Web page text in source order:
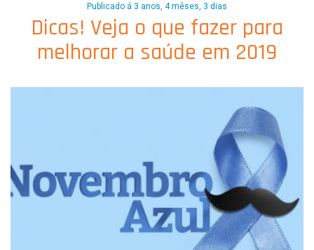
Publicado á 3 anos, 4 mêses, 3 dias
Dicas! Veja o que fazer para
melhorar a saúde em 2019